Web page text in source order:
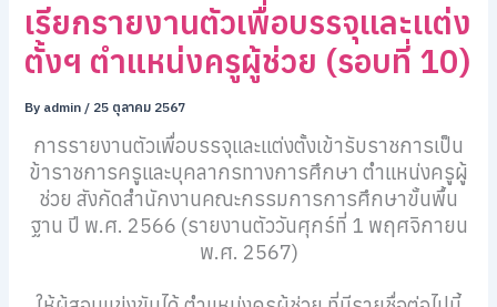
เรียกรายงานตัวเพื่อบรรจุเเละเเต่ง
ตั้งฯ ตำแหน่งครูผู้ช่วย (รอบที่ 10)
By admin / 25 ตุลาคม 2567
การรายงานตัวเพื่อบรรจุและแต่งตั้งเข้ารับราชการเป็น
ข้าราชการครูและบุคลากรทางการศึกษา ตำแหน่งครูผู้
ช่วย สังกัดสำนักงานคณะกรรมการการศึกษาขั้นพื้น
ฐาน ปี พ.ศ. 2566 (รายงานตัววันศุกร์ที่ 1 พฤศจิกายน
พ.ศ. 2567)